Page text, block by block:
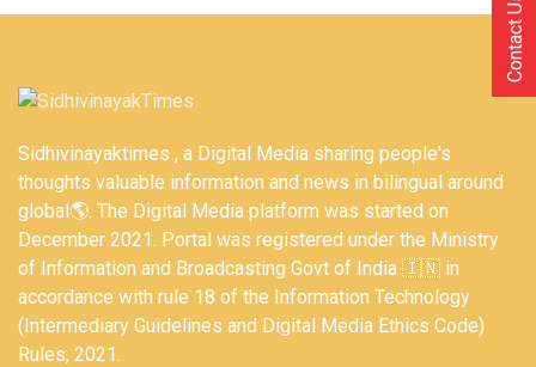
Sidhivinayaktimes , a Digital Media sharing people's
thoughts valuable information and news in bilingual around
global🌎. The Digital Media platform was started on
December 2021. Portal was registered under the Ministry
of Information and Broadcasting Govt of India 🇮🇳 in
accordance with rule 18 of the Information Technology
(Intermediary Guidelines and Digital Media Ethics Code)
Rules, 2021.
Contact Us